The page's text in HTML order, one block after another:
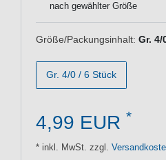
nach gewählter Größe
Größe/Packungsinhalt: Gr. 4/
Gr. 4/0 / 6 Stück
4,99 EUR *
* inkl. MwSt. zzgl.